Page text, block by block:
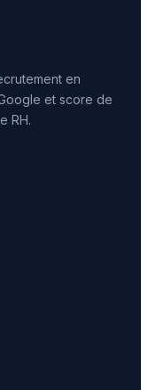
en
et score de
RH.